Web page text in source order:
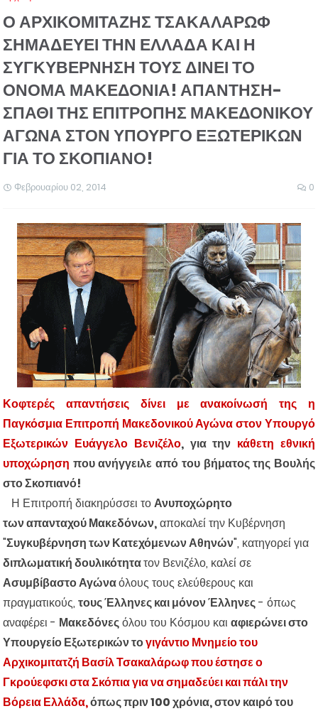
Ο ΑΡΧΙΚΟΜΙΤΑΖΗΣ ΤΣΑΚΑΛΑΡΩΦ
ΣΗΜΑΔΕΥΕΙ ΤΗΝ ΕΛΛΑΔΑ ΚΑΙ Η
ΣΥΓΚΥΒΕΡΝΗΣΗ ΤΟΥΣ ΔΙΝΕΙ ΤΟ
ΟΝΟΜΑ ΜΑΚΕΔΟΝΙΑ! ΑΠΑΝΤΗΣΗ-
ΣΠΑΘΙ ΤΗΣ ΕΠΙΤΡΟΠΗΣ ΜΑΚΕΔΟΝΙΚΟΥ
ΑΓΩΝΑ ΣΤΟΝ ΥΠΟΥΡΓΟ ΕΞΩΤΕΡΙΚΩΝ
ΓΙΑ ΤΟ ΣΚΟΠΙΑΝΟ!
Φεβρουαρίου 02, 2014 0
Κοφτερές απαντήσεις δίνει με ανακοίνωσή της η
Παγκόσμια Επιτροπή Μακεδονικού Αγώνα στον Υπουργό
Εξωτερικών Ευάγγελο Βενιζέλο, για την κάθετη εθνική
υποχώρηση που ανήγγειλε από του βήματος της Βουλής
στο Σκοπιανό!
Η Επιτροπή διακηρύσσει τοΑνυποχώρητο
των απανταχού Μακεδόνων,αποκαλεί την Κυβέρνηση
"Συγκυβέρνηση των Κατεχόμενων Αθηνών", κατηγορεί για
διπλωματική δουλικότητατον Βενιζέλο, καλεί σε
Ασυμβίβαστο Αγώναόλους τους ελεύθερους και
πραγματικούς, τους Έλληνες και μόνον Έλληνες- όπως
αναφέρει - Μακεδόνεςόλου του Κόσμου και αφιερώνει στο
Υπουργείο Εξωτερικών τογιγάντιο Μνημείο του
Αρχικομιτατζή Βασίλ Τσακαλάρωφ που έστησε ο
Γκρούεφσκι στα Σκόπια για να σημαδεύει και πάλι την
Βόρεια Ελλάδα,όπως πριν 100 χρόνια, στον καιρό του